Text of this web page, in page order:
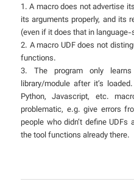
1. A macro does not advertise
its arguments properly, and its
(even if it does that in
2. A macro UDF does not
functions.
3. The program only
library/module after it’s
Python, Javascript, etc.
problematic, e.g. give errors
people who didn’t define
the tool functions already there.